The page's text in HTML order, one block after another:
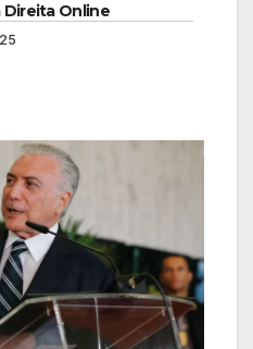
Direita Online